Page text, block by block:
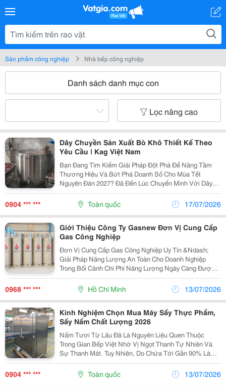
Sản phẩm công nghiệp Nhà bếp công nghiệp
Danh sách danh mục con
Lọc nâng cao
Dây Chuyền Sản Xuất Bò Khô Thiết Kế Theo
Yêu Cầu | Kag Việt Nam
Bạn Đang Tìm Kiếm Giải Pháp Đột Phá Để Nâng Tầm
Thương Hiệu Và Bứt Phá Doanh Số Cho Mùa Tết
Nguyên Đán 2027? Đã Đến Lúc Chuyển Mình Với Dây
Chuyền Sản Xuất Bò Khô Được Thiết Kế "May Đo" Theo
Yêu Cầu Từ Kag Việt Nam. Chúng Tôi Không Chỉ Bán
Máy Móc,...
0904 *** *** Toàn quốc 17/07/2026
Giới Thiệu Công Ty Gasnew Đơn Vị Cung Cấp
Gas Công Nghiệp
Đơn Vị Cung Cấp Gas Công Nghiệp Uy Tín &Ndash;
Giải Pháp Năng Lượng An Toàn Cho Doanh Nghiệp
Trong Bối Cảnh Chi Phí Năng Lượng Ngày Càng Được
Doanh Nghiệp Quan Tâm, Việc Lựa Chọn Một Nguồn
Nhiên Liệu Ổn Định, Tiết Kiệm Và An Toàn Là Yếu Tố
Quan...
0968 *** *** Hồ Chí Minh 13/07/2026
Kinh Nghiệm Chọn Mua Máy Sấy Thực Phẩm,
Sấy Nấm Chất Lượng 2026
Nấm Tươi Từ Lâu Đã Là Nguyên Liệu Quen Thuộc
Trong Gian Bếp Việt Nhờ Vị Ngọt Thanh Tự Nhiên Và
Sự Thanh Mát. Tuy Nhiên, Do Chứa Tới Gần 90% Là
Nước, Nấm Tươi Rất Nhanh Hỏng, Chỉ Bảo Quản
Được Vài Ngày Trong Tủ Lạnh. Chính Vì Vậy, Sấy Khô
Nấm Nổi Lên...
0904 *** *** Toàn quốc 13/07/2026